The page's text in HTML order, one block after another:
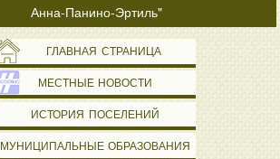
Анна-Панино-Эртиль"
ГЛАВНАЯ СТРАНИЦА
МЕСТНЫЕ НОВОСТИ
ИСТОРИЯ ПОСЕЛЕНИЙ
МУНИЦИПАЛЬНЫЕ ОБРАЗОВАНИЯ